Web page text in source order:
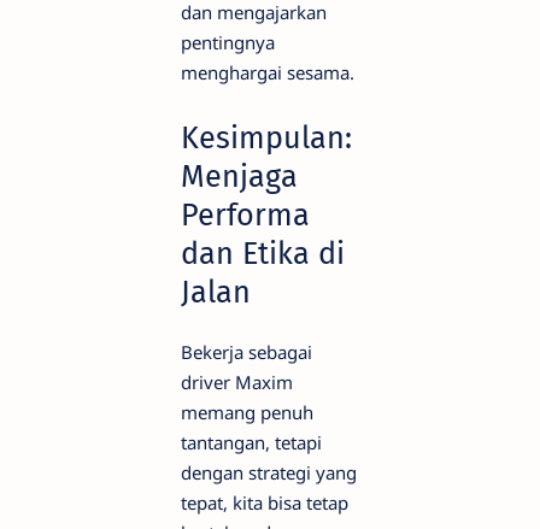
dan mengajarkan
pentingnya
menghargai sesama.
Kesimpulan:
Menjaga
Performa
dan Etika di
Jalan
Bekerja sebagai
driver Maxim
memang penuh
tantangan, tetapi
dengan strategi yang
tepat, kita bisa tetap